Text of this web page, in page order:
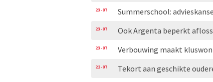
23-07 Summerschool:
23-07 Ook Argenta beperkt
23-07 Verbouwing maakt
22-07 Tekort aan geschikte